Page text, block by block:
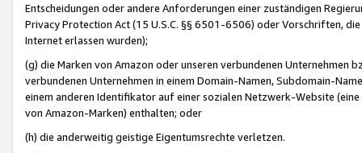
Entscheidungen oder andere Anforderungen einer zuständigen
Privacy Protection Act (15 U.S.C. §§ 6501-6506) oder Vorschriften,
Internet erlassen wurden);
(g) die Marken von Amazon oder unseren verbundenen Unternehmen
verbundenen Unternehmen in einem Domain-Namen, Subdomain-
einem anderen Identifikator auf einer sozialen Netzwerk-Website
von Amazon-Marken) enthalten; oder
(h) die anderweitig geistige Eigentumsrechte verletzen.